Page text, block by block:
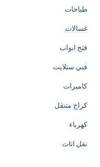
طباخات
غسالات
فتح ابواب
فني ستلايت
كاميرات
كراج متنقل
كهرباء
نقل اثاث